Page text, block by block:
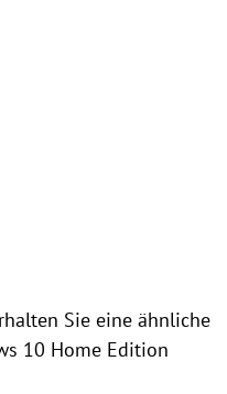
Sie eine ähnliche
10 Home Edition